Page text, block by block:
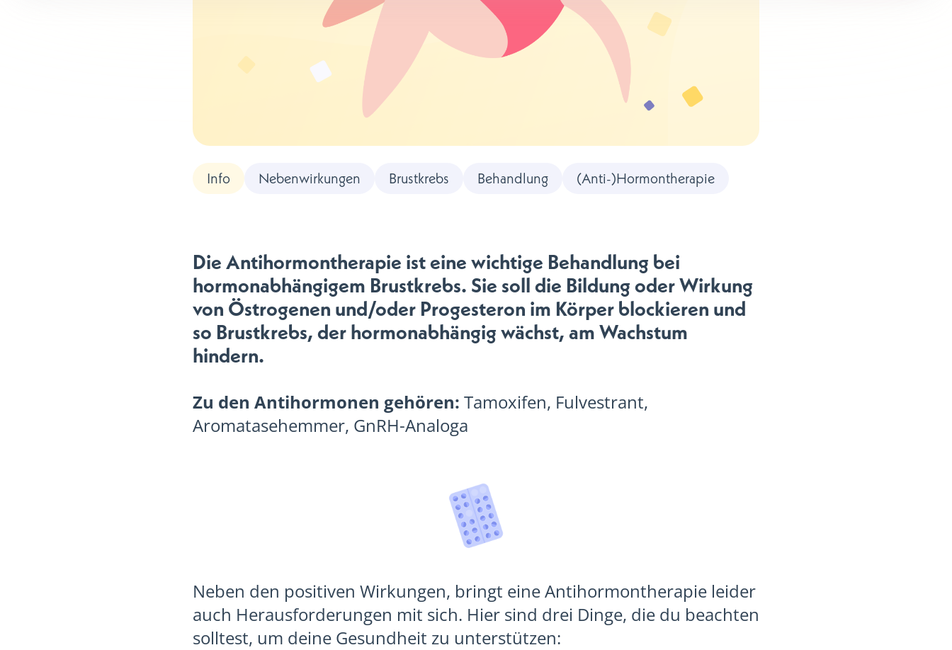
Info Nebenwirkungen Brustkrebs Behandlung (Anti-)Hormontherapie
Die Antihormontherapie ist eine wichtige Behandlung bei
hormonabhängigem Brustkrebs. Sie soll die Bildung oder Wirkung
von Östrogenen und/oder Progesteron im Körper blockieren und
so Brustkrebs, der hormonabhängig wächst, am Wachstum
hindern.
Zu den Antihormonen gehören: Tamoxifen, Fulvestrant,
Aromatasehemmer, GnRH-Analoga
Neben den positiven Wirkungen, bringt eine Antihormontherapie leider
auch Herausforderungen mit sich. Hier sind drei Dinge, die du beachten
solltest, um deine Gesundheit zu unterstützen: